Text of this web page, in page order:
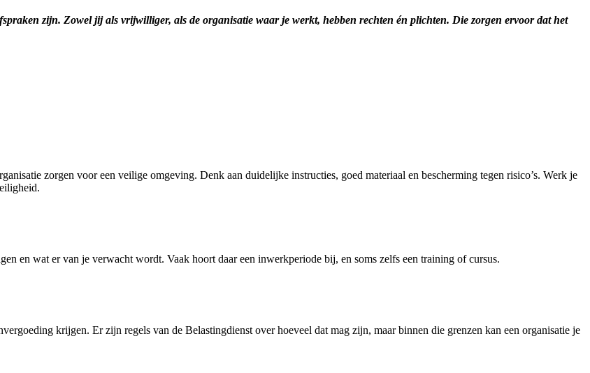
zijn. Zowel jij als vrijwilliger, als de organisatie waar je werkt, hebben rechten én plichten. Die zorgen ervoor dat het
zorgen voor een veilige omgeving. Denk aan duidelijke instructies, goed materiaal en bescherming tegen risico’s. Werk je
en wat er van je verwacht wordt. Vaak hoort daar een inwerkperiode bij, en soms zelfs een training of cursus.
krijgen. Er zijn regels van de Belastingdienst over hoeveel dat mag zijn, maar binnen die grenzen kan een organisatie je